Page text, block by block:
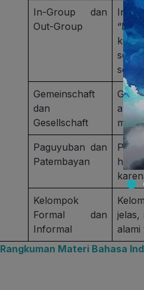
In-Group dan
Out-Group
In-
sosial.
Gemeinschaft
dan
Gesellschaft
Paguyuban dan
Patembayan
Kelompok
Formal dan
Informal
jelas,
alami
Rangkuman Materi Bahasa